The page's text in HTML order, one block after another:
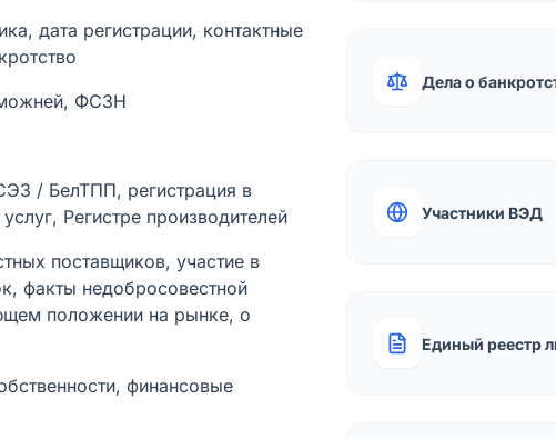
дата регистрации, контактные
ФСЗН
/ БелТПП, регистрация в
Регистре производителей
поставщиков, участие в
факты недобросовестной
положении на рынке, о
финансовые
Дела о
Участники ВЭД
Единый реестр